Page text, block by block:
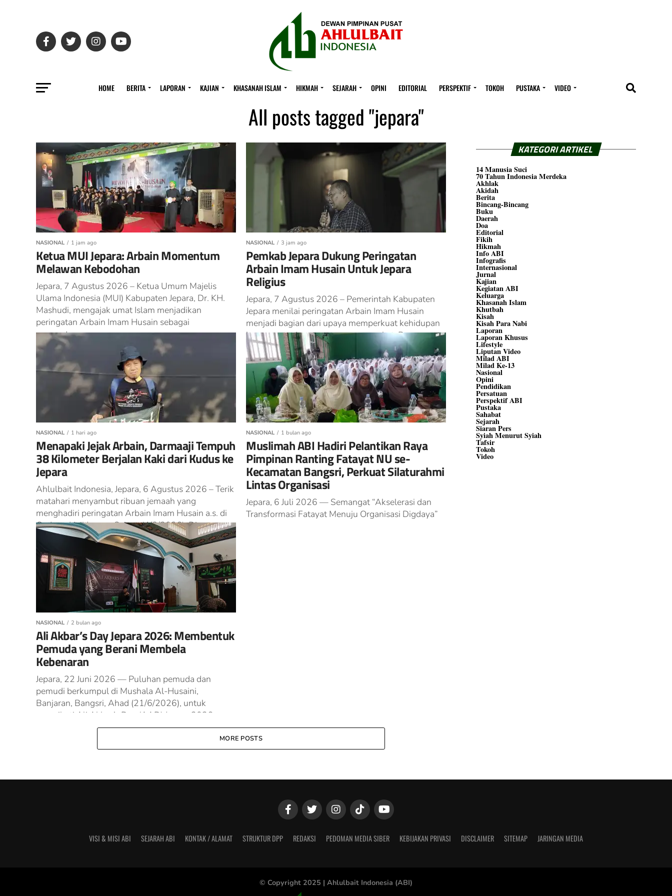
HOME BERITA LAPORAN KAJIAN KHASANAH ISLAM HIKMAH SEJARAH OPINI EDITORIAL PERSPEKTIF TOKOH PUSTAKA VIDEO
All posts tagged "jepara"
NASIONAL 1 jam ago
Ketua MUI Jepara: Arbain Momentum
Melawan Kebodohan
Jepara, 7 Agustus 2026 – Ketua Umum Majelis
Ulama Indonesia (MUI) Kabupaten Jepara, Dr. KH.
Mashudi, mengajak umat Islam menjadikan
peringatan Arbain Imam Husain sebagai
momentum...
NASIONAL 3 jam ago
Pemkab Jepara Dukung Peringatan
Arbain Imam Husain Untuk Jepara
Religius
Jepara, 7 Agustus 2026 – Pemerintah Kabupaten
Jepara menilai peringatan Arbain Imam Husain
menjadi bagian dari upaya memperkuat kehidupan
keagamaan dan persatuan masyarakat. Penegasan
tersebut disampaikan...
NASIONAL 1 hari ago
Menapaki Jejak Arbain, Darmaaji Tempuh
38 Kilometer Berjalan Kaki dari Kudus ke
Jepara
Ahlulbait Indonesia, Jepara, 6 Agustus 2026 – Terik
matahari menyambut ribuan jemaah yang
menghadiri peringatan Arbain Imam Husain a.s. di
Gedung Haji Jepara, Selasa (4/8/2026). Di...
NASIONAL 1 bulan ago
Muslimah ABI Hadiri Pelantikan Raya
Pimpinan Ranting Fatayat NU se-
Kecamatan Bangsri, Perkuat Silaturahmi
Lintas Organisasi
Jepara, 6 Juli 2026 — Semangat “Akselerasi dan
Transformasi Fatayat Menuju Organisasi Digdaya”
NASIONAL 2 bulan ago
Ali Akbar’s Day Jepara 2026: Membentuk
Pemuda yang Berani Membela
Kebenaran
Jepara, 22 Juni 2026 — Puluhan pemuda dan
pemudi berkumpul di Mushala Al-Husaini,
Banjaran, Bangsri, Ahad (21/6/2026), untuk
mengikuti Ali Akbar’s Day (AAD) Jepara 2026.
MORE POSTS
KATEGORI ARTIKEL
14 Manusia Suci
70 Tahun Indonesia Merdeka
Akhlak
Akidah
Berita
Bincang-Bincang
Buku
Daerah
Doa
Editorial
Fikih
Hikmah
Info ABI
Infografis
Internasional
Jurnal
Kajian
Kegiatan ABI
Keluarga
Khasanah Islam
Khutbah
Kisah
Kisah Para Nabi
Laporan
Laporan Khusus
Lifestyle
Liputan Video
Milad ABI
Milad Ke-13
Nasional
Opini
Pendidikan
Persatuan
Perspektif ABI
Pustaka
Sahabat
Sejarah
Siaran Pers
Syiah Menurut Syiah
Tafsir
Tokoh
Video
VISI & MISI ABI SEJARAH ABI KONTAK / ALAMAT STRUKTUR DPP REDAKSI PEDOMAN MEDIA SIBER KEBIJAKAN PRIVASI DISCLAIMER SITEMAP JARINGAN MEDIA
© Copyright 2025 | Ahlulbait Indonesia (ABI)